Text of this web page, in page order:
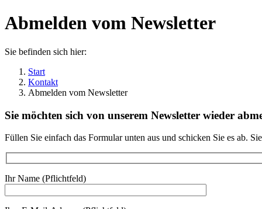
Abmelden vom Newsletter
Sie befinden sich hier:
Start
Kontakt
Abmelden vom Newsletter
Sie möchten sich von unserem Newsletter wieder
Füllen Sie einfach das Formular unten aus und schicken Sie es ab.
Ihr Name (Pflichtfeld)